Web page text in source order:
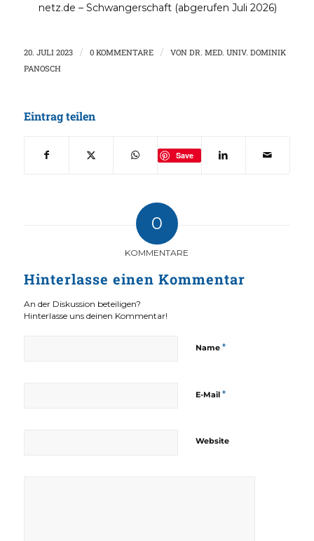
netz.de – Schwangerschaft (abgerufen Juli 2026)
20. JULI 2023 / 0 KOMMENTARE / VON DR. MED. UNIV. DOMINIK
PANOSCH
Eintrag teilen
Save
0
KOMMENTARE
Hinterlasse einen Kommentar
An der Diskussion beteiligen?
Hinterlasse uns deinen Kommentar!
Name *
E-Mail *
Website